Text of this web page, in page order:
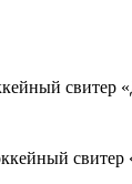
свитер